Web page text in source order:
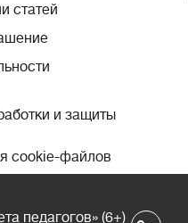
статей
и защиты
cookie-файлов
педагогов» (6+)